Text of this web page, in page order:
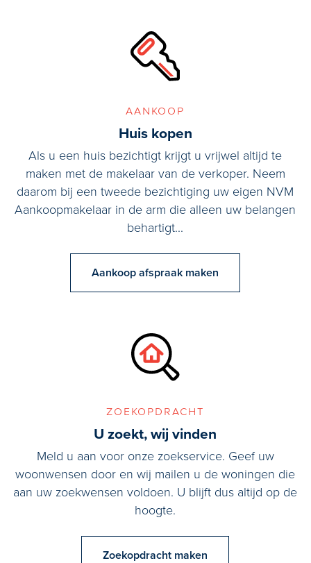
aankoop
Huis kopen
Als u een huis bezichtigt krijgt u vrijwel altijd te
maken met de makelaar van de verkoper. Neem
daarom bij een tweede bezichtiging uw eigen NVM
Aankoopmakelaar in de arm die alleen uw belangen
behartigt...
Aankoop afspraak maken
zoekopdracht
U zoekt, wij vinden
Meld u aan voor onze zoekservice. Geef uw
woonwensen door en wij mailen u de woningen die
aan uw zoekwensen voldoen. U blijft dus altijd op de
hoogte.
Zoekopdracht maken